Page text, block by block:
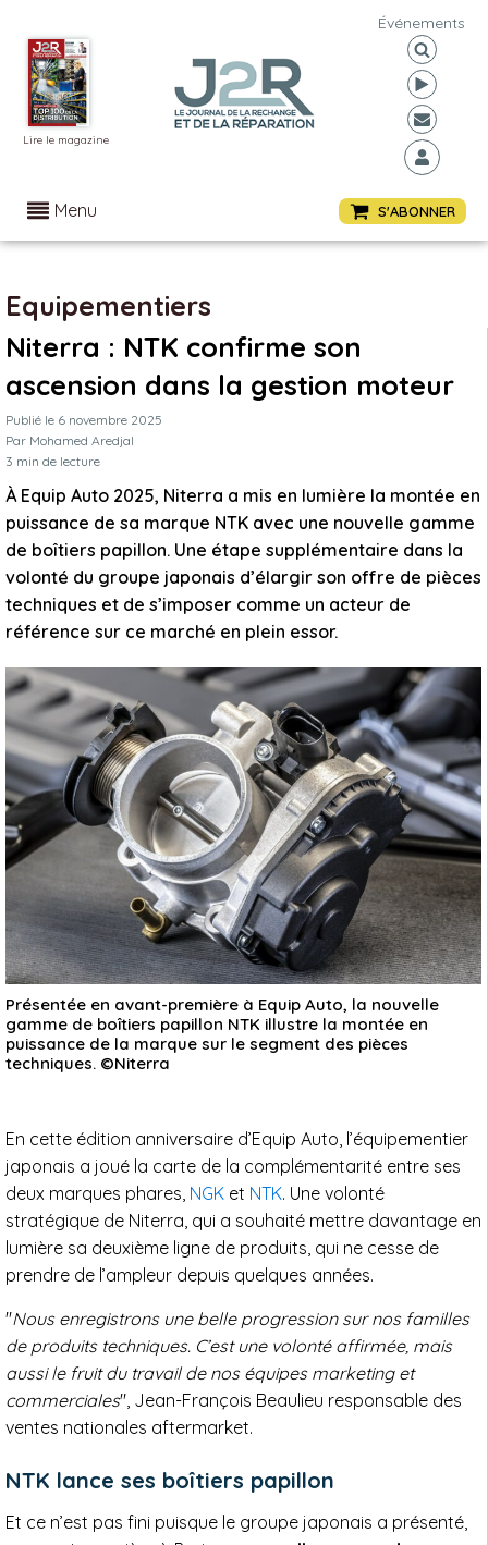
Lire le magazine
Événements
Menu S'ABONNER
Equipementiers
Niterra : NTK confirme son
ascension dans la gestion moteur
Publié le 6 novembre 2025
Par Mohamed Aredjal
3 min de lecture
À Equip Auto 2025, Niterra a mis en lumière la montée en
puissance de sa marque NTK avec une nouvelle gamme
de boîtiers papillon. Une étape supplémentaire dans la
volonté du groupe japonais d’élargir son offre de pièces
techniques et de s’imposer comme un acteur de
référence sur ce marché en plein essor.
Présentée en avant-première à Equip Auto, la nouvelle
gamme de boîtiers papillon NTK illustre la montée en
puissance de la marque sur le segment des pièces
techniques. ©Niterra
En cette édition anniversaire d’Equip Auto, l’équipementier
japonais a joué la carte de la complémentarité entre ses
deux marques phares, NGK et NTK. Une volonté
stratégique de Niterra, qui a souhaité mettre davantage en
lumière sa deuxième ligne de produits, qui ne cesse de
prendre de l’ampleur depuis quelques années.
"Nous enregistrons une belle progression sur nos familles
de produits techniques. C’est une volonté affirmée, mais
aussi le fruit du travail de nos équipes marketing et
commerciales", Jean-François Beaulieu responsable des
ventes nationales aftermarket.
NTK lance ses boîtiers papillon
Et ce n’est pas fini puisque le groupe japonais a présenté,